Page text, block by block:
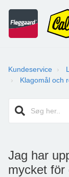
Kundeservice
Klagomål och
Jag har
mycket för